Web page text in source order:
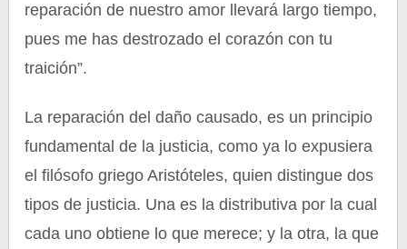
reparación de nuestro amor llevará largo tiempo,
pues me has destrozado el corazón con tu
traición”.
La reparación del daño causado, es un principio
fundamental de la justicia, como ya lo expusiera
el filósofo griego Aristóteles, quien distingue dos
tipos de justicia. Una es la distributiva por la cual
cada uno obtiene lo que merece; y la otra, la que